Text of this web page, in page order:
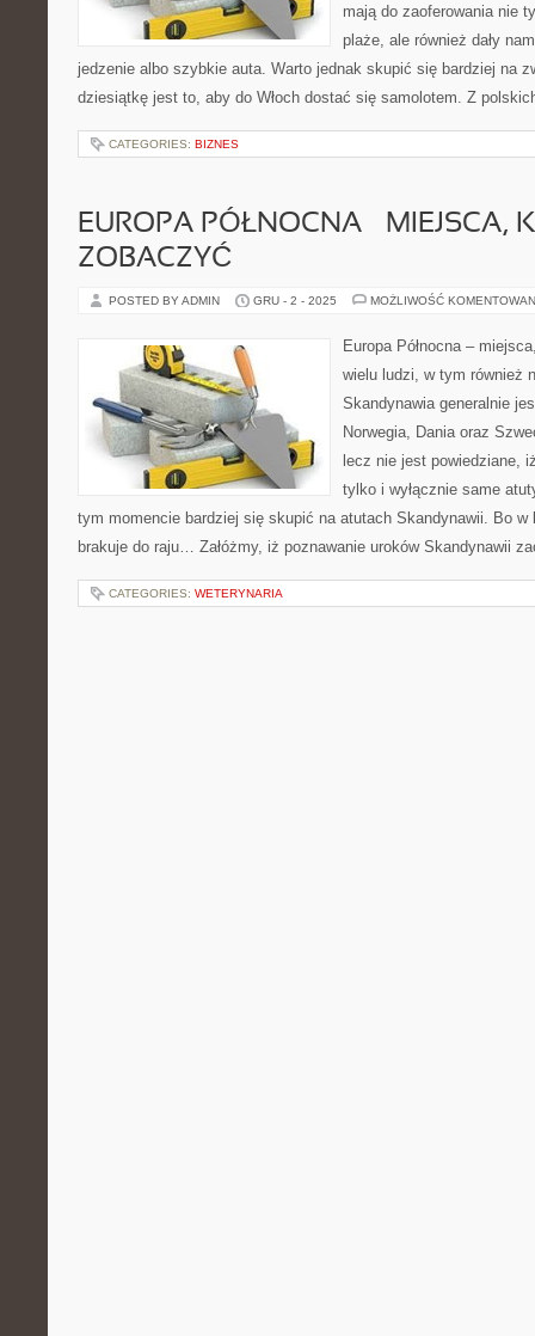
mają do zaoferowania nie
plaże, ale również dały
jedzenie albo szybkie auta. Warto jednak skupić się bardziej na
dziesiątkę jest to, aby do Włoch dostać się samolotem. Z
CATEGORIES: BIZNES
EUROPA PÓŁNOCNA – MIEJSCA,
ZOBACZYĆ
POSTED BY ADMIN GRU - 2 - 2025 MOŻLIWOŚĆ
Europa Północna –
wielu ludzi, w tym również
Skandynawia generalnie
Norwegia, Dania oraz
lecz nie jest powiedziane,
tylko i wyłącznie same
tym momencie bardziej się skupić na atutach Skandynawii. Bo w
brakuje do raju… Załóżmy, iż poznawanie uroków Skandynawii
CATEGORIES: WETERYNARIA